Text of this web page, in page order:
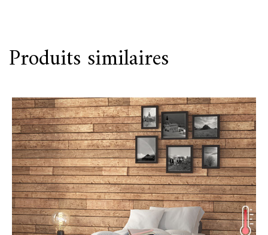
Produits similaires